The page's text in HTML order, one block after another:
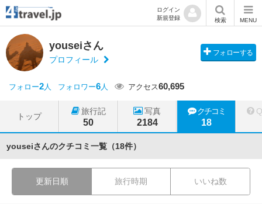
ログイン
新規登録
検索 MENU
youseiさん
プロフィール
フォローする
フォロー2人 フォロワー6人 アクセス60,695
トップ
旅行記
50
写真
2184
クチコミ
18
youseiさんのクチコミ一覧（18件）
更新日順 旅行時期 いいね数